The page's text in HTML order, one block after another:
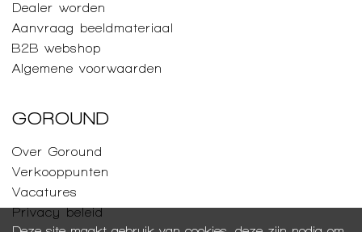
Dealer worden
Aanvraag beeldmateriaal
B2B webshop
Algemene voorwaarden
GOROUND
Over Goround
Verkooppunten
Vacatures
Privacy beleid